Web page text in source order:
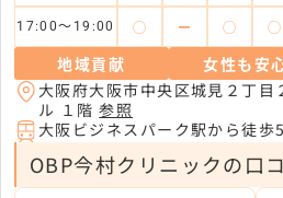
17:00～19:00 ◯ ー ◯ ◯
地域貢献 女性も安
大阪府大阪市中央区城見２丁目
ル １階参照
大阪ビジネスパーク駅から徒歩
OBP今村クリニックの口